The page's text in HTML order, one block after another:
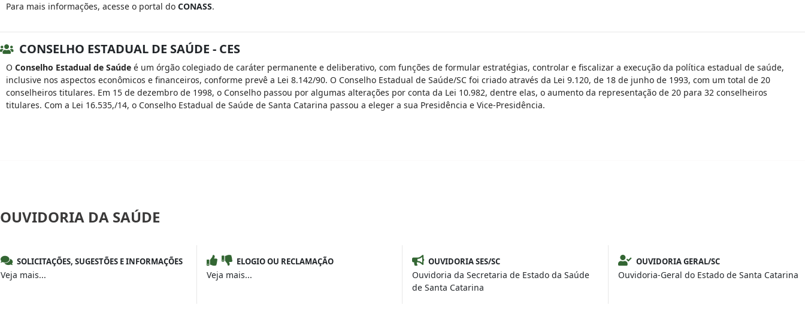
Para mais informações, acesse o portal do CONASS.
CONSELHO ESTADUAL DE SAÚDE - CES
O Conselho Estadual de Saúde é um órgão colegiado de caráter permanente e deliberativo, com funções de formular estratégias, controlar e fiscalizar a execução da política estadual de saúde,
inclusive nos aspectos econômicos e financeiros, conforme prevê a Lei 8.142/90. O Conselho Estadual de Saúde/SC foi criado através da Lei 9.120, de 18 de junho de 1993, com um total de 20
conselheiros titulares. Em 15 de dezembro de 1998, o Conselho passou por algumas alterações por conta da Lei 10.982, dentre elas, o aumento da representação de 20 para 32 conselheiros
titulares. Com a Lei 16.535,/14, o Conselho Estadual de Saúde de Santa Catarina passou a eleger a sua Presidência e Vice-Presidência.
OUVIDORIA DA SAÚDE
SOLICITAÇÕES, SUGESTÕES E INFORMAÇÕES
Veja mais...
ELOGIO OU RECLAMAÇÃO
Veja mais...
OUVIDORIA SES/SC
Ouvidoria da Secretaria de Estado da Saúde
de Santa Catarina
OUVIDORIA GERAL/SC
Ouvidoria-Geral do Estado de Santa Catarina